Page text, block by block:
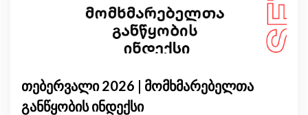
თებერვალი 2026 | მომხმარებელთა
განწყობის ინდექსი